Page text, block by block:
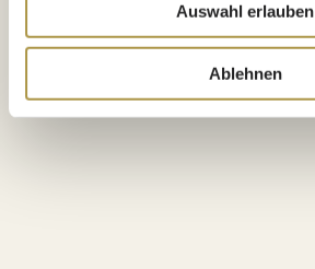
Auswahl erlauben
Ablehnen